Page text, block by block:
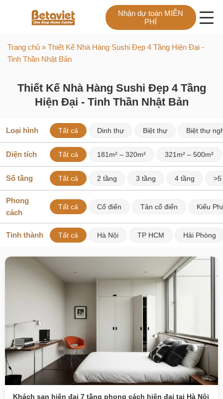
Nhận dự toán MIỄN
PHÍ
Trang chủ » Thiết Kế Nhà Hàng Sushi Đẹp 4 Tầng Hiện Đại -
Tinh Thần Nhật Bản
Thiết Kế Nhà Hàng Sushi Đẹp 4 Tầng
Hiện Đại - Tinh Thần Nhật Bản
Loại hình Tất cả Dinh thự Biệt thự Biệt thự
Diện tích Tất cả 181m² – 320m² 321m² – 500m²
Số tầng Tất cả 2 tầng 3 tầng 4 tầng >5
Phong
cách
Tất cả Cổ điển Tân cổ điển Kiểu
Tỉnh thành Tất cả Hà Nội TP HCM Hải Phòng
Khách sạn hiện đại 7 tầng phong cách hiện đại tại Hà Nội